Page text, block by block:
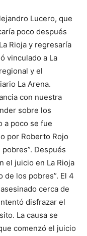
Lucero, que
poco después
Rioja y regresaría
vinculado a La
y el
La Arena.
con nuestra
sobre los
a poco se fue
por Roberto Rojo
Después
el juicio en La Rioja
de los pobres”. El 4
cerca de
disfrazar el
La causa se
comenzó el juicio